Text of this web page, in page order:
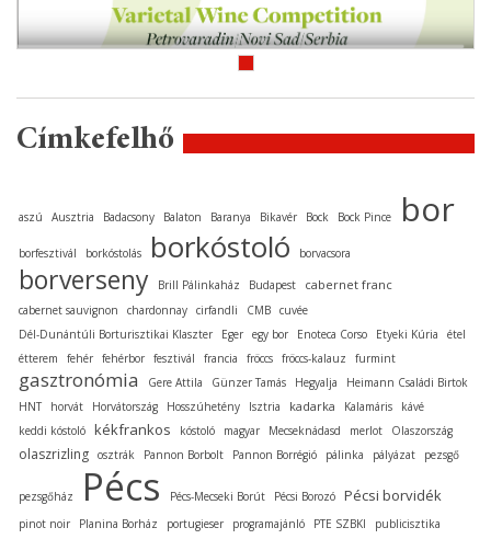
Címkefelhő
aszú Ausztria Badacsony Balaton Baranya Bikavér Bock Bock Pince bor
borfesztivál borkóstolás borkóstoló borvacsora
borverseny Brill Pálinkaház Budapest cabernet franc
cabernet sauvignon chardonnay cirfandli CMB cuvée
Dél-Dunántúli Borturisztikai Klaszter
Eger egy bor Enoteca Corso Etyeki Kúria
étel
étterem
fehér fehérbor fesztivál francia fröccs fröccs-kalauz furmint
gasztronómia Gere Attila Günzer Tamás Hegyalja
Heimann Családi Birtok
HNT
horvát Horvátország Hosszúhetény Isztria kadarka Kalamáris
kávé
keddi kóstoló kékfrankos kóstoló magyar Mecseknádasd merlot Olaszország
olaszrizling osztrák Pannon Borbolt Pannon Borrégió pálinka pályázat pezsgő
pezsgőház Pécs Pécs-Mecseki Borút Pécsi Borozó Pécsi borvidék
pinot noir Planina Borház portugieser programajánló PTE SZBKI
publicisztika